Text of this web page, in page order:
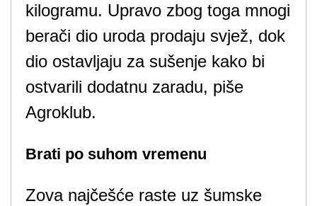
kilogramu. Upravo zbog toga mnogi
berači dio uroda prodaju svjež, dok
dio ostavljaju za sušenje kako bi
ostvarili dodatnu zaradu, piše
Agroklub.
Brati po suhom vremenu
Zova najčešće raste uz šumske